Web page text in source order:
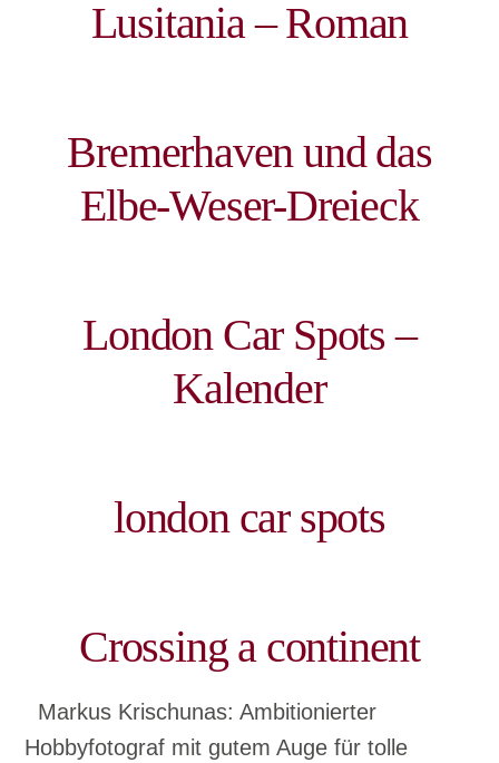
Lusitania – Roman
Bremerhaven und das
Elbe-Weser-Dreieck
London Car Spots –
Kalender
london car spots
Crossing a continent
Markus Krischunas: Ambitionierter
Hobbyfotograf mit gutem Auge für tolle